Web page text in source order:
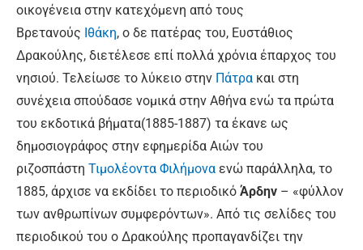
οικογένεια στην κατεχόμενη από τους
Βρετανούς Ιθάκη, ο δε πατέρας του, Ευστάθιος
Δρακούλης, διετέλεσε επί πολλά χρόνια έπαρχος του
νησιού. Τελείωσε το λύκειο στην Πάτρα και στη
συνέχεια σπούδασε νομικά στην Αθήνα ενώ τα πρώτα
του εκδοτικά βήματα(1885-1887) τα έκανε ως
δημοσιογράφος στην εφημερίδα Αιών του
ριζοσπάστη Τιμολέοντα Φιλήμονα ενώ παράλληλα, το
1885, άρχισε να εκδίδει το περιοδικό Άρδην – «φύλλον
των ανθρωπίνων συμφερόντων». Από τις σελίδες του
περιοδικού του ο Δρακούλης προπαγανδίζει την